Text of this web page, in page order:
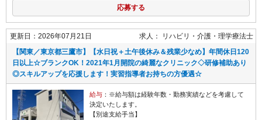
応募する
更新日：2026年07月21日 求人： リハビリ・介護
理学療法士
【関東／東京都三鷹市】【水日祝＋土午後休み＆残業少なめ】年間休日120
日以上☆ブランクOK！2021年1月開院の綺麗なクリニック◇研修補助あり
◎スキルアップを応援します！実習指導者お持ちの方優遇☆
給与：※給与額は経験年数・勤務実績などを考慮して
決定いたします。
【別途支給手当】